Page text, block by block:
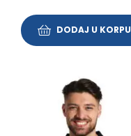
DODAJ U KORPU